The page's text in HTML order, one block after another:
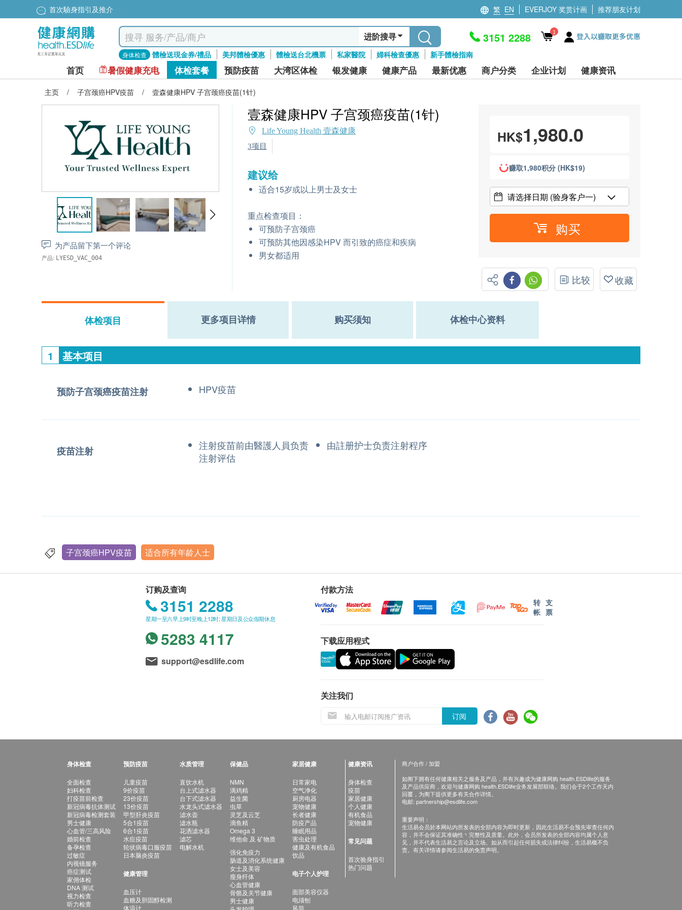
首次驗身指引及推介 繁 EN EVERJOY 奖赏计画 推荐朋友计划
进阶搜寻
身体检查 體檢送現金券/禮品 美邦體檢優惠 體檢送台北機票 私家醫院 婦科檢查優惠 新手體檢指南
3151 2288 1 登入以赚取更多优惠
首页 暑假健康充电 体检套餐 预防疫苗 大湾区体检 银发健康 健康产品 最新优惠 商户分类 企业计划 健康资讯
主页 / 子宫颈癌HPV疫苗 / 壹森健康HPV 子宫颈癌疫苗(1针)
为产品留下第一个评论
产品: LYESD_VAC_004
壹森健康HPV 子宫颈癌疫苗(1针)
Life Young Health 壹森健康
3项目
建议给
适合15岁或以上男士及女士
重点检查项目：
可预防子宫颈癌
可预防其他因感染HPV 而引致的癌症和疾病
男女都适用
HK$1,980.0
赚取1,980积分 (HK$19)
请选择日期 (验身客户一)
购买
比较 收藏
体检项目 更多项目详情 购买须知 体检中心资料
1 基本项目
预防子宫颈癌疫苗注射 HPV疫苗
疫苗注射
注射疫苗前由醫護人員负责
注射评估
由註册护士负责注射程序
子宫颈癌HPV疫苗 适合所有年龄人士
订购及查询
3151 2288
星期一至六早上9时至晚上12时; 星期日及公众假期休息
5283 4117
support@esdlife.com
付款方法
转
帐
支
票
下载应用程式
关注我们
订阅
身体检查
全面检查
妇科检查
打疫苗前检查
新冠病毒抗体测试
新冠病毒检测套装
男士健康
心血管/三高风险
婚前检查
备孕检查
过敏症
内视镜服务
癌症测试
家佣体检
DNA 测试
视力检查
听力检查
预防疫苗
儿童疫苗
9价疫苗
23价疫苗
13价疫苗
甲型肝炎疫苗
5合1疫苗
6合1疫苗
水痘疫苗
轮状病毒口服疫苗
日本脑炎疫苗
健康管理
血压计
血糖及胆固醇检测
体温计
水质管理
直饮水机
台上式滤水器
台下式滤水器
水龙头式滤水器
滤水壶
滤水瓶
花洒滤水器
滤芯
电解水机
保健品
NMN
滴鸡精
益生菌
虫草
灵芝及云芝
滴鱼精
Omega 3
维他命 及 矿物质
强化免疫力
肠道及消化系统健康
女士及美容
瘦身纤体
心血管健康
骨骼及关节健康
男士健康
家居健康
日常家电
空气净化
厨房电器
宠物健康
长者健康
防疫产品
睡眠用品
害虫处理
健康及有机食品
饮品
电子个人护理
面部美容仪器
电须刨
风筒
健康资讯
身体检查
疫苗
家居健康
个人健康
有机食品
宠物健康
常见问题
首次验身指引
热门问题
商户合作 / 加盟
如阁下拥有任何健康相关之服务及产品，并有兴趣成为健康网购 health.ESDlife的服务
及产品供应商，欢迎与健康网购 health.ESDlife业务发展部联络。我们会于2个工作天内
回覆，为阁下提供更多有关合作详情。
电邮: partnership@esdlife.com
重要声明：
生活易会员於本网站内所发表的全部内容为即时更新，因此生活易不会预先审查任何内
容，并不会保证其准确性丶完整性及质量。此外，会员所发表的全部内容均属个人意
见，并不代表生活易之言论及立场。如从而引起任何损失或法律纠纷，生活易概不负
责。有关详情请参阅生活易的免责声明。